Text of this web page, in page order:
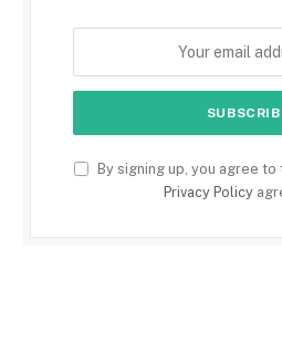
By signing up, you agree
Privacy Policy